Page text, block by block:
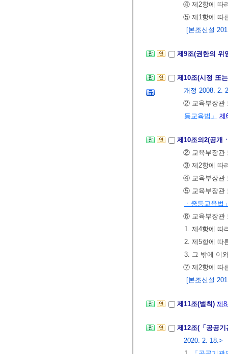
④ 제2항에 따
⑤ 제1항에 따
[본조신설
제9조(권한의 위
제10조(시정 또
개정 2008. 2.
② 교육부장관
등교육법」
제
제10조의2(공개
② 교육부장관
③ 제2항에 따
④ 교육부장관
⑤ 교육부장관
ㆍ중등교육법
⑥ 교육부장관
1. 제4항에 따
2. 제5항에 따
3. 그 밖에 이
⑦ 제2항에 따
[본조신설
제11조(벌칙) 제
제12조(「공공
2020. 2. 18.>